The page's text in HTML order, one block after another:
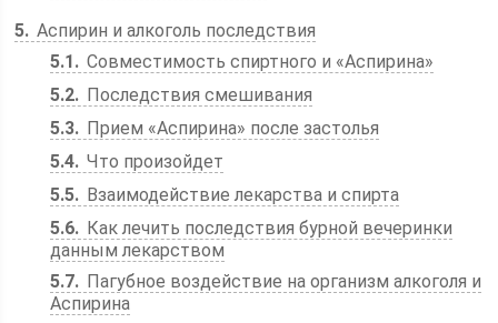
5 Аспирин и алкоголь последствия
5.1
Совместимость спиртного и «Аспирина»
5.2
Последствия смешивания
5.3
Прием «Аспирина» после застолья
5.4 Что произойдет
5.5
Взаимодействие лекарства и спирта
5.6
Как лечить последствия бурной вечеринки
данным лекарством
5.7
Пагубное воздействие на организм алкоголя и
Аспирина